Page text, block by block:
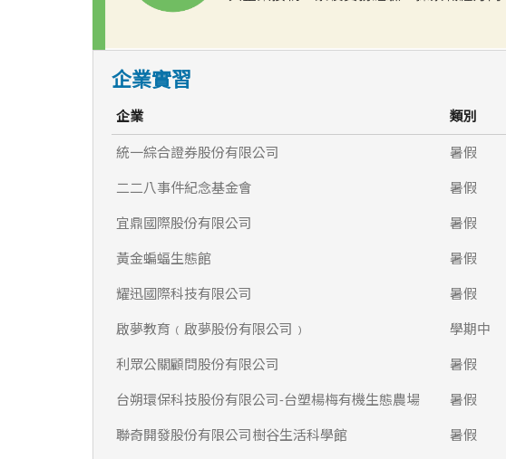
企業實習
企業 類別
統一綜合證券股份有限公司
暑假
二二八事件紀念基金會
暑假
宜鼎國際股份有限公司
暑假
黃金蝙蝠生態館
暑假
耀迅國際科技有限公司
暑假
啟夢教育﹙啟夢股份有限公司﹚
學期中
利眾公關顧問股份有限公司
暑假
台朔環保科技股份有限公司-台塑楊梅有機生態農場
暑假
聯奇開發股份有限公司樹谷生活科學館
暑假